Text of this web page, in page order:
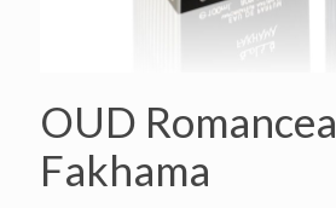
OUD Romancea
Fakhama